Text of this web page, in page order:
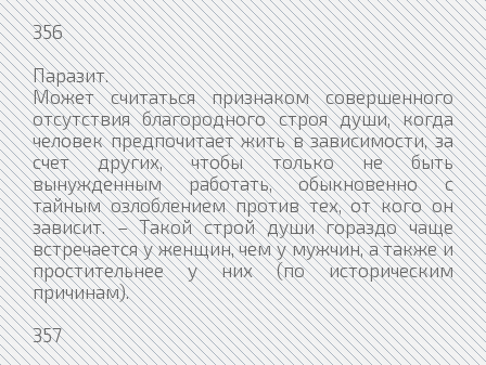
356
Паразит.
Может считаться признаком совершенного
отсутствия благородного строя души, когда
человек предпочитает жить в зависимости, за
счет других, чтобы только не быть
вынужденным работать, обыкновенно с
тайным озлоблением против тех, от кого он
зависит. – Такой строй души гораздо чаще
встречается у женщин, чем у мужчин, а также и
простительнее у них (по историческим
причинам).
357